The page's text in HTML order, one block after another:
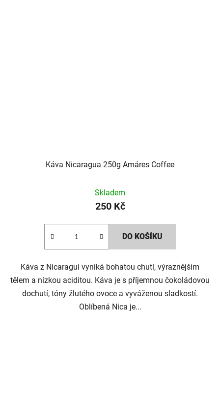
Káva Nicaragua 250g Amáres Coffee
Skladem
250 Kč
DO KOŠÍKU
Káva z Nicaragui vyniká bohatou chutí, výraznějším
tělem a nízkou aciditou. Káva je s příjemnou čokoládovou
dochutí, tóny žlutého ovoce a vyváženou sladkostí.
Oblíbená Nica je...